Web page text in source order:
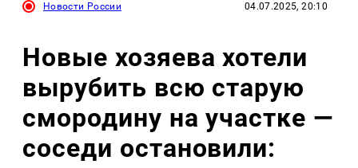
Новости России 04.07.2025, 20:10
Новые хозяева хотели
вырубить всю старую
смородину на участке —
соседи остановили: